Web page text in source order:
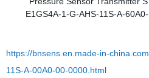
https://bnsens.en.made-in-
11S-A-00A0-00-0000.html